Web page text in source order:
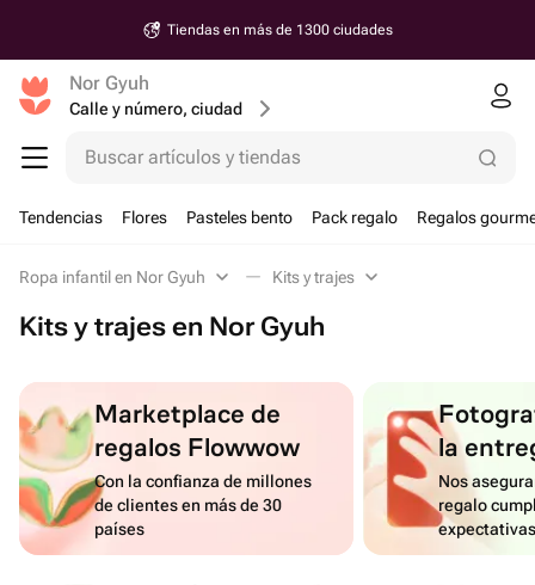
Tiendas en más de 1300 ciudades
Nor Gyuh
Calle y número, ciudad
Buscar artículos y tiendas
Tendencias Flores Pasteles bento Pack regalo Regalos
Ropa infantil en Nor Gyuh Kits y trajes
Kits y trajes en Nor Gyuh
Marketplace de
regalos Flowwow
Con la confianza de millones
de clientes en más de 30
países
la
Nos
regalo